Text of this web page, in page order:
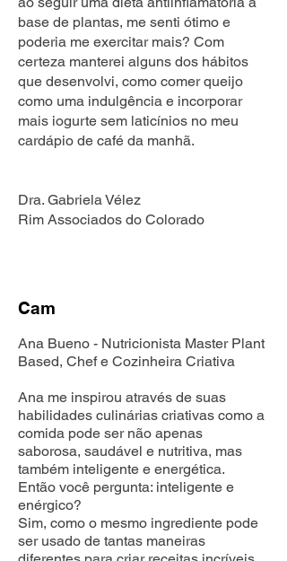
base de plantas, me senti ótimo e
poderia me exercitar mais? Com
certeza manterei alguns dos hábitos
que desenvolvi, como comer queijo
como uma indulgência e incorporar
mais iogurte sem laticínios no meu
cardápio de café da manhã.
Dra. Gabriela Vélez
Rim Associados do Colorado
Cam
Ana Bueno - Nutricionista Master Plant
Based, Chef e Cozinheira Criativa
Ana me inspirou através de suas
habilidades culinárias criativas como a
comida pode ser não apenas
saborosa, saudável e nutritiva, mas
também inteligente e energética.
Então você pergunta: inteligente e
enérgico?
Sim, como o mesmo ingrediente pode
ser usado de tantas maneiras